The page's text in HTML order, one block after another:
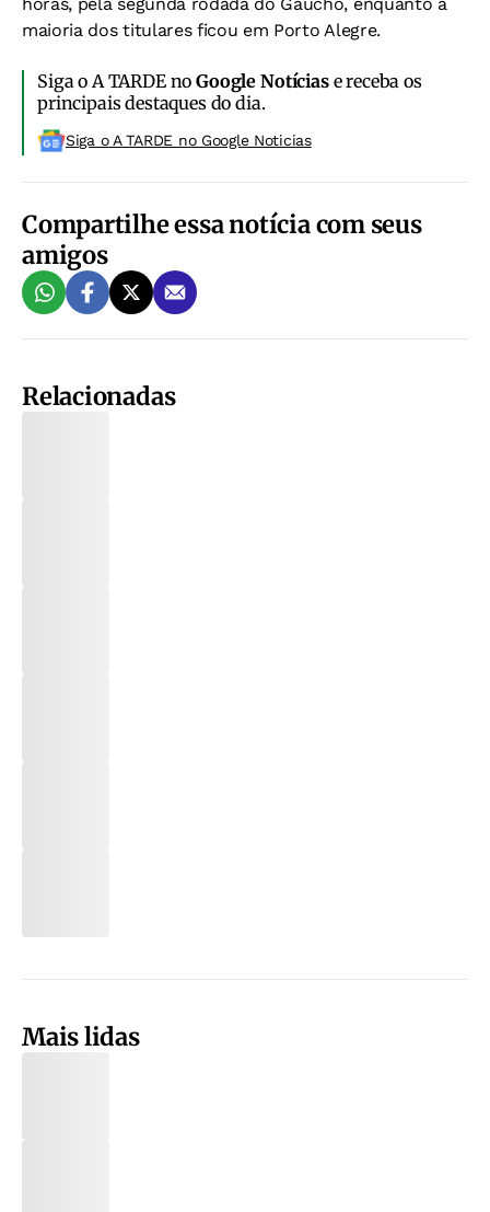
maioria dos titulares ficou em Porto Alegre.
Siga o A TARDE noGoogle Notíciase receba os
principais destaques do dia.
Siga o A TARDE no Google Noticias
Compartilhe essa notícia com seus
amigos
Relacionadas
Mais lidas